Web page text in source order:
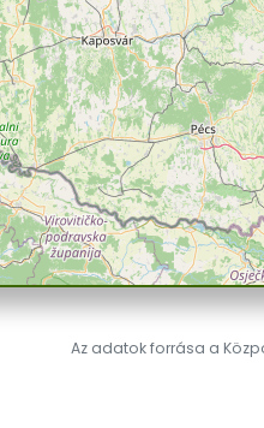
Az adatok forrása a